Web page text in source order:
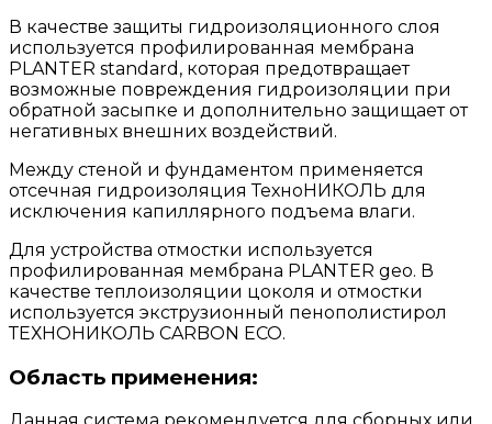
В качестве защиты гидроизоляционного слоя
используется профилированная мембрана
PLANTER standard, которая предотвращает
возможные повреждения гидроизоляции при
обратной засыпке и дополнительно защищает от
негативных внешних воздействий.
Между стеной и фундаментом применяется
отсечная гидроизоляция ТехноНИКОЛЬ для
исключения капиллярного подъема влаги.
Для устройства отмостки используется
профилированная мембрана PLANTER geo. В
качестве теплоизоляции цоколя и отмостки
используется экструзионный пенополистирол
ТЕХНОНИКОЛЬ CARBON ECO.
Область применения: